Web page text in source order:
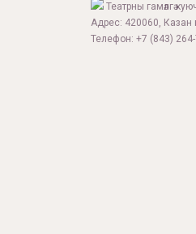
Театрны гамәлгә
Адрес: 420060, Казан
Телефон: +7 (843)